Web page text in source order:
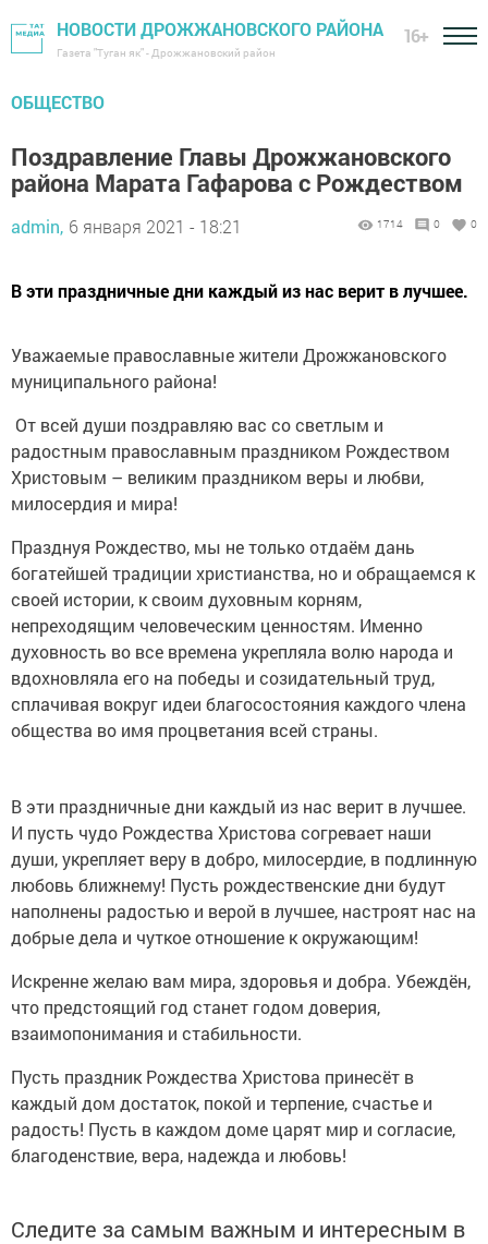
НОВОСТИ ДРОЖЖАНОВСКОГО РАЙОНА
Газета "Туган як" - Дрожжановский район
16+
ОБЩЕСТВО
Поздравление Главы Дрожжановского
района Марата Гафарова с Рождеством
admin, 6 января 2021 - 18:21 1714 0 0
В эти праздничные дни каждый из нас верит в лучшее.
Уважаемые православные жители Дрожжановского
муниципального района!
От всей души поздравляю вас со светлым и
радостным православным праздником Рождеством
Христовым – великим праздником веры и любви,
милосердия и мира!
Празднуя Рождество, мы не только отдаём дань
богатейшей традиции христианства, но и обращаемся к
своей истории, к своим духовным корням,
непреходящим человеческим ценностям. Именно
духовность во все времена укрепляла волю народа и
вдохновляла его на победы и созидательный труд,
сплачивая вокруг идеи благосостояния каждого члена
общества во имя процветания всей страны.
В эти праздничные дни каждый из нас верит в лучшее.
И пусть чудо Рождества Христова согревает наши
души, укрепляет веру в добро, милосердие, в подлинную
любовь ближнему! Пусть рождественские дни будут
наполнены радостью и верой в лучшее, настроят нас на
добрые дела и чуткое отношение к окружающим!
Искренне желаю вам мира, здоровья и добра. Убеждён,
что предстоящий год станет годом доверия,
взаимопонимания и стабильности.
Пусть праздник Рождества Христова принесёт в
каждый дом достаток, покой и терпение, счастье и
радость! Пусть в каждом доме царят мир и согласие,
благоденствие, вера, надежда и любовь!
Следите за самым важным и интересным в